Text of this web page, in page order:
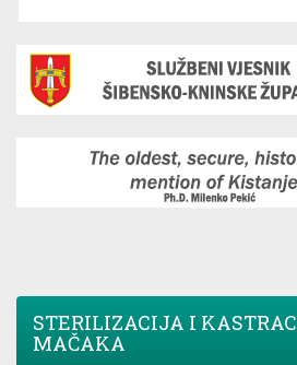
STERILIZACIJA I
MAČAKA